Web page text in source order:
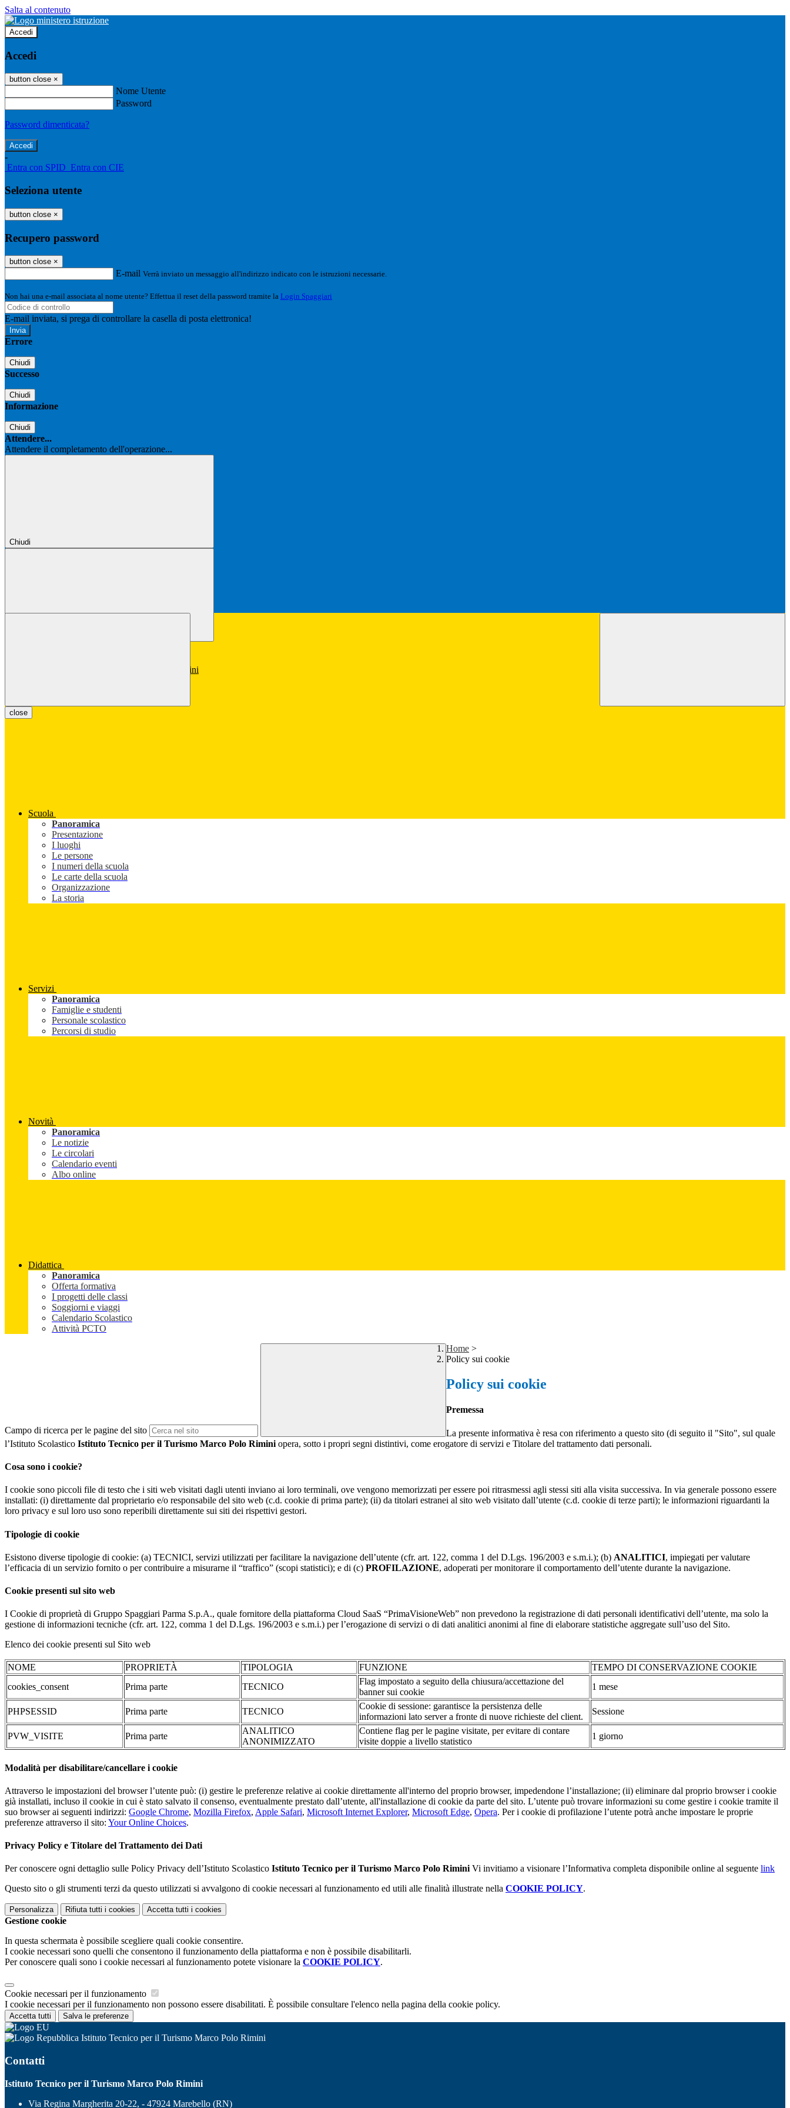
Salta al contenuto
Accedi
Accedi
button close ×
Nome Utente
Password
Password dimenticata?
-
Entra con SPID Entra con CIE
Seleziona utente
button close ×
Recupero password
button close ×
E-mail Verrà inviato un messaggio all'indirizzo indicato con le istruzioni necessarie.
Non hai una e-mail associata al nome utente? Effettua il reset della password tramite la Login Spaggiari
E-mail inviata, si prega di controllare la casella di posta elettronica!
Errore
Chiudi
Successo
Chiudi
Informazione
Chiudi
Attendere...
Attendere il completamento dell'operazione...
Chiudi
close
Scuola
Panoramica
Presentazione
I luoghi
Le persone
I numeri della scuola
Le carte della scuola
Organizzazione
La storia
Servizi
Panoramica
Famiglie e studenti
Personale scolastico
Percorsi di studio
Novità
Panoramica
Le notizie
Le circolari
Calendario eventi
Albo online
Didattica
Panoramica
Offerta formativa
I progetti delle classi
Soggiorni e viaggi
Calendario Scolastico
Attività PCTO
Campo di ricerca per le pagine del sito
Home >
Policy sui cookie
Policy sui cookie
Premessa
La presente informativa è resa con riferimento a questo sito (di seguito il "Sito", sul quale
l’Istituto Scolastico Istituto Tecnico per il Turismo Marco Polo Rimini opera, sotto i propri segni distintivi, come erogatore di servizi e Titolare del trattamento dati personali.
Cosa sono i cookie?
I cookie sono piccoli file di testo che i siti web visitati dagli utenti inviano ai loro terminali, ove vengono memorizzati per essere poi ritrasmessi agli stessi siti alla visita successiva. In via generale possono essere
installati: (i) direttamente dal proprietario e/o responsabile del sito web (c.d. cookie di prima parte); (ii) da titolari estranei al sito web visitato dall’utente (c.d. cookie di terze parti); le informazioni riguardanti la
loro privacy e sul loro uso sono reperibili direttamente sui siti dei rispettivi gestori.
Tipologie di cookie
Esistono diverse tipologie di cookie: (a) TECNICI, servizi utilizzati per facilitare la navigazione dell’utente (cfr. art. 122, comma 1 del D.Lgs. 196/2003 e s.m.i.); (b) ANALITICI, impiegati per valutare
l’efficacia di un servizio fornito o per contribuire a misurarne il “traffico” (scopi statistici); e di (c) PROFILAZIONE, adoperati per monitorare il comportamento dell’utente durante la navigazione.
Cookie presenti sul sito web
I Cookie di proprietà di Gruppo Spaggiari Parma S.p.A., quale fornitore della piattaforma Cloud SaaS “PrimaVisioneWeb” non prevedono la registrazione di dati personali identificativi dell’utente, ma solo la
gestione di informazioni tecniche (cfr. art. 122, comma 1 del D.Lgs. 196/2003 e s.m.i.) per l’erogazione di servizi o di dati analitici anonimi al fine di elaborare statistiche aggregate sull’uso del Sito.
Elenco dei cookie presenti sul Sito web
NOME PROPRIETÀ TIPOLOGIA FUNZIONE
TEMPO DI CONSERVAZIONE COOKIE
cookies_consent
Prima parte TECNICO
Flag impostato a seguito della chiusura/accettazione del
banner sui cookie
1 mese
PHPSESSID Prima parte TECNICO
Cookie di sessione: garantisce la persistenza delle
informazioni lato server a fronte di nuove richieste del client.
Sessione
PVW_VISITE Prima parte
ANALITICO
ANONIMIZZATO
Contiene flag per le pagine visitate, per evitare di contare
visite doppie a livello statistico
1 giorno
Modalità per disabilitare/cancellare i cookie
Attraverso le impostazioni del browser l’utente può: (i) gestire le preferenze relative ai cookie direttamente all'interno del proprio browser, impedendone l’installazione; (ii) eliminare dal proprio browser i cookie
già installati, incluso il cookie in cui è stato salvato il consenso, eventualmente prestato dall’utente, all'installazione di cookie da parte del sito. L’utente può trovare informazioni su come gestire i cookie tramite il
suo browser ai seguenti indirizzi: Google Chrome, Mozilla Firefox, Apple Safari, Microsoft Internet Explorer, Microsoft Edge, Opera. Per i cookie di profilazione l’utente potrà anche impostare le proprie
preferenze attraverso il sito: Your Online Choices.
Privacy Policy e Titolare del Trattamento dei Dati
Per conoscere ogni dettaglio sulle Policy Privacy dell’Istituto Scolastico Istituto Tecnico per il Turismo Marco Polo RiminiVi invitiamo a visionare l’Informativa completa disponibile online al seguente link
Questo sito o gli strumenti terzi da questo utilizzati si avvalgono di cookie necessari al funzionamento ed utili alle finalità illustrate nella COOKIE POLICY.
Personalizza Rifiuta tutti i cookies Accetta tutti i cookies
Gestione cookie
In questa schermata è possibile scegliere quali cookie consentire.
I cookie necessari sono quelli che consentono il funzionamento della piattaforma e non è possibile disabilitarli.
Per conoscere quali sono i cookie necessari al funzionamento potete visionare la COOKIE POLICY.
Cookie necessari per il funzionamento
I cookie necessari per il funzionamento non possono essere disabilitati. È possibile consultare l'elenco nella pagina della cookie policy.
Accetta tutti Salva le preferenze
Istituto Tecnico per il Turismo Marco Polo Rimini
Contatti
Istituto Tecnico per il Turismo Marco Polo Rimini
Via Regina Margherita 20-22, - 47924 Marebello (RN)